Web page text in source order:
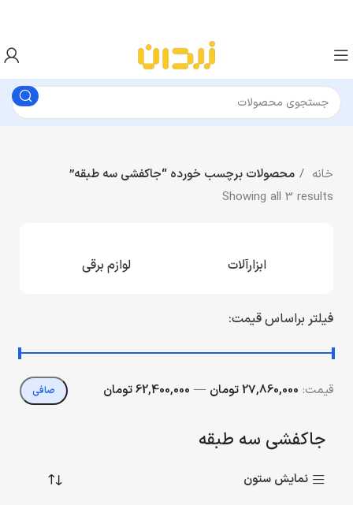
خانه
محصولات برچسب خورده “جاکفشی سه طبقه”
Showing all 3 results
ابزارآلات لوازم برقی
فیلتر براساس قیمت:
صافی قيمت: 27,860,000 تومان — 62,400,000 تومان
جاکفشی سه طبقه
نمایش ستون